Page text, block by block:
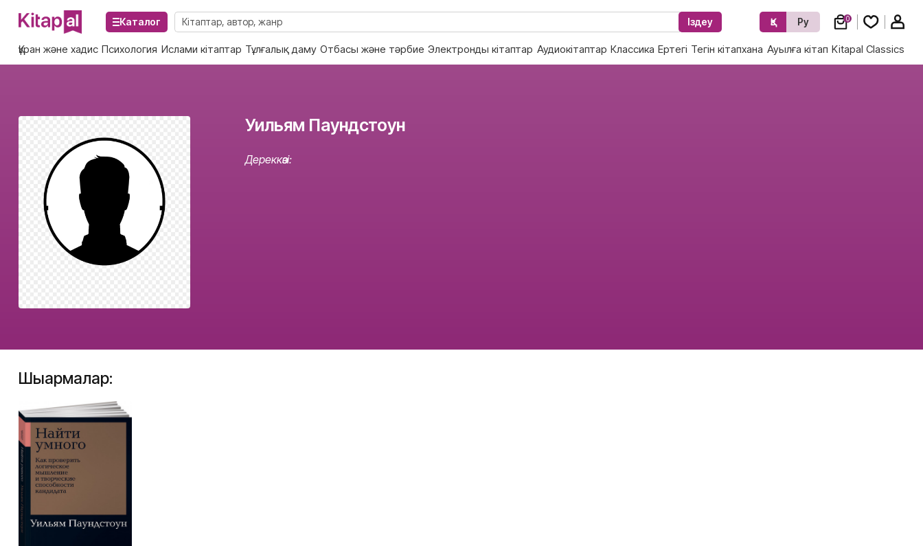
Каталог Іздеу Қз Ру 0
Құран және хадис Психология Ислами кітаптар Тұлғалық даму Отбасы және тәрбие Электронды кітаптар Аудиокітаптар Классика Ертегі Тегін кітапхана Ауылға кітап Kitapal Classics
Уильям Паундстоун
Дереккөзі:
Шығармалар: